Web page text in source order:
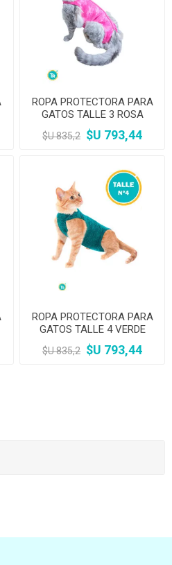
ROPA PROTECTORA PARA
GATOS TALLE 3 ROSA
$U 835,2 $U 793,44
ROPA PROTECTORA PARA
GATOS TALLE 4 VERDE
$U 835,2 $U 793,44